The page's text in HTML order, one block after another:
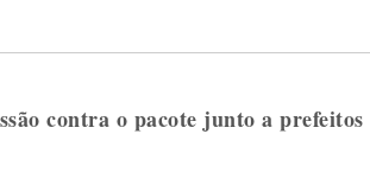
contra o pacote junto a prefeitos